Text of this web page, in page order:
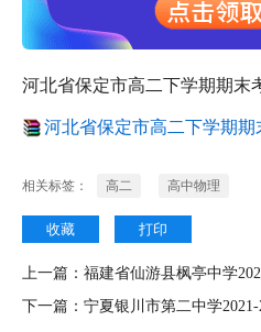
河北省保定市高二下学期期末
河北省保定市高二下学期期
相关标签： 高二 高中物理
收藏 打印
上一篇： 福建省仙游县枫亭中学
下一篇： 宁夏银川市第二中学